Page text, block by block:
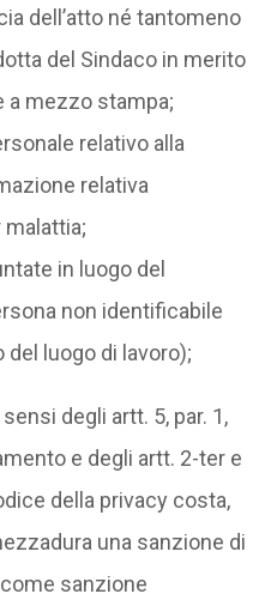
dell’atto né tantomeno
del Sindaco in merito
a mezzo stampa;
relativo alla
relativa
malattia;
in luogo del
non identificabile
del luogo di lavoro);
degli artt. 5, par. 1,
e degli artt. 2-ter e
della privacy costa,
una sanzione di
sanzione